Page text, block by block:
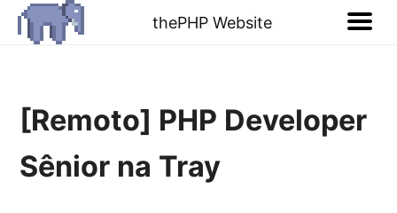
thePHP Website
[Remoto] PHP Developer
Sênior na Tray